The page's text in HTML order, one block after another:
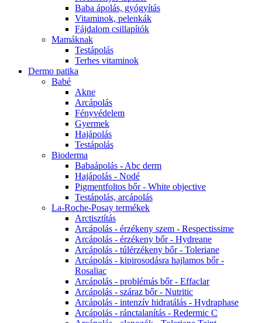
Baba ápolás, gyógyítás
Vitaminok, pelenkák
Fájdalom csillapítók
Mamáknak
Testápolás
Terhes vitaminok
Dermo patika
Babé
Akne
Arcápolás
Fényvédelem
Gyermek
Hajápolás
Testápolás
Bioderma
Babaápolás - Abc derm
Hajápolás - Nodé
Pigmentfoltos bőr - White objective
Testápolás, arcápolás
La-Roche-Posay termékek
Arctisztítás
Arcápolás - érzékeny szem - Respectissime
Arcápolás - érzékeny bőr - Hydreane
Arcápolás - túlérzékeny bőr - Toleriane
Arcápolás - kipirosodásra hajlamos bőr -
Rosaliac
Arcápolás - problémás bőr - Effaclar
Arcápolás - száraz bőr - Nutritic
Arcápolás - intenzív hidratálás - Hydraphase
Arcápolás - ránctalanítás - Redermic C